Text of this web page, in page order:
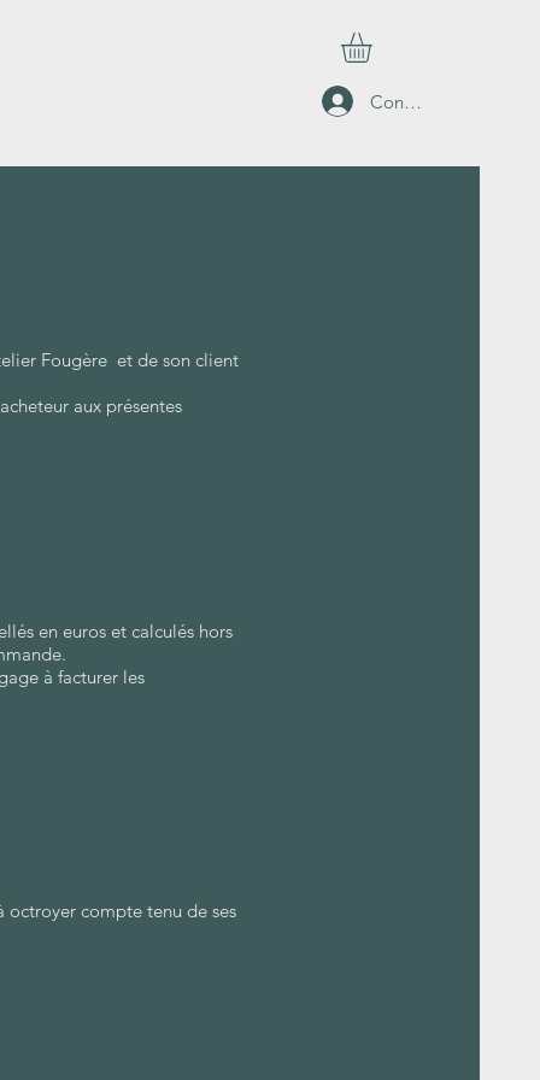
Connexion
Fougère et de son client
aux présentes
en euros et calculés hors
à facturer les
octroyer compte tenu de ses